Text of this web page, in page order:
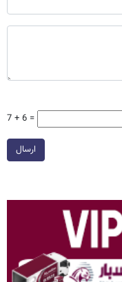
7 + 6 =
ارسال